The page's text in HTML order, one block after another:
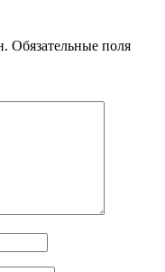
Обязательные поля